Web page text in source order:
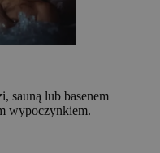
sauną lub basenem
wypoczynkiem.